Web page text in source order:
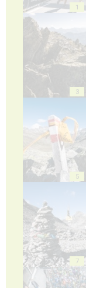
1
3
5
7